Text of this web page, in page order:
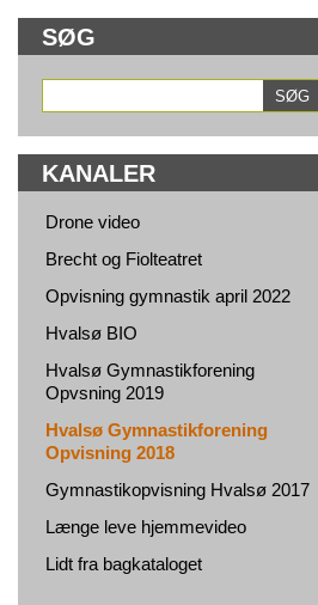
SØG
KANALER
Drone video
Brecht og Fiolteatret
Opvisning gymnastik april 2022
Hvalsø BIO
Hvalsø Gymnastikforening
Opvsning 2019
Hvalsø Gymnastikforening
Opvisning 2018
Gymnastikopvisning Hvalsø 2017
Længe leve hjemmevideo
Lidt fra bagkataloget